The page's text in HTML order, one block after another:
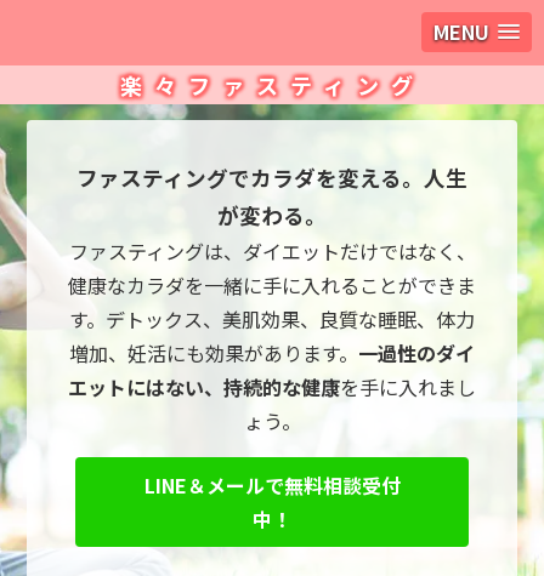
MENU
楽々ファスティング
ファスティングでカラダを変える。人生
が変わる。
ファスティングは、ダイエットだけではなく、
健康なカラダを一緒に手に入れることができま
す。デトックス、美肌効果、良質な睡眠、体力
増加、妊活にも効果があります。 一過性のダイ
エットにはない、持続的な健康を手に入れまし
ょう。
LINE＆メールで無料相談受付
中！